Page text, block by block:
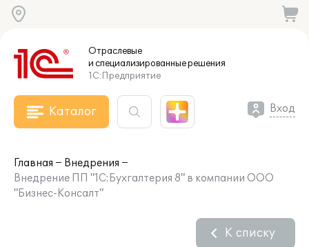
Отраслевые
и специализированныерешения
1С:Предприятие
Каталог Вход
Главная
Внедрения
Внедрение ПП "1С:Бухгалтерия 8" в компании ООО
"Бизнес-Консалт"
К списку